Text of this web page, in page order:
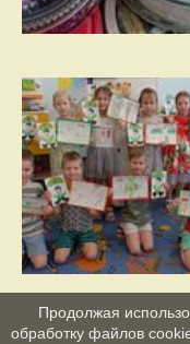
Продолжая
обработку файлов